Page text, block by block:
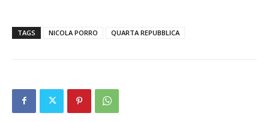
TAGS NICOLA PORRO QUARTA REPUBBLICA